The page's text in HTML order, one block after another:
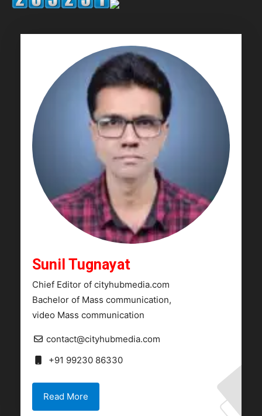
Sunil Tugnayat
Chief Editor of cityhubmedia.com
Bachelor of Mass communication,
video Mass communication
contact@cityhubmedia.com
+91 99230 86330
Read More